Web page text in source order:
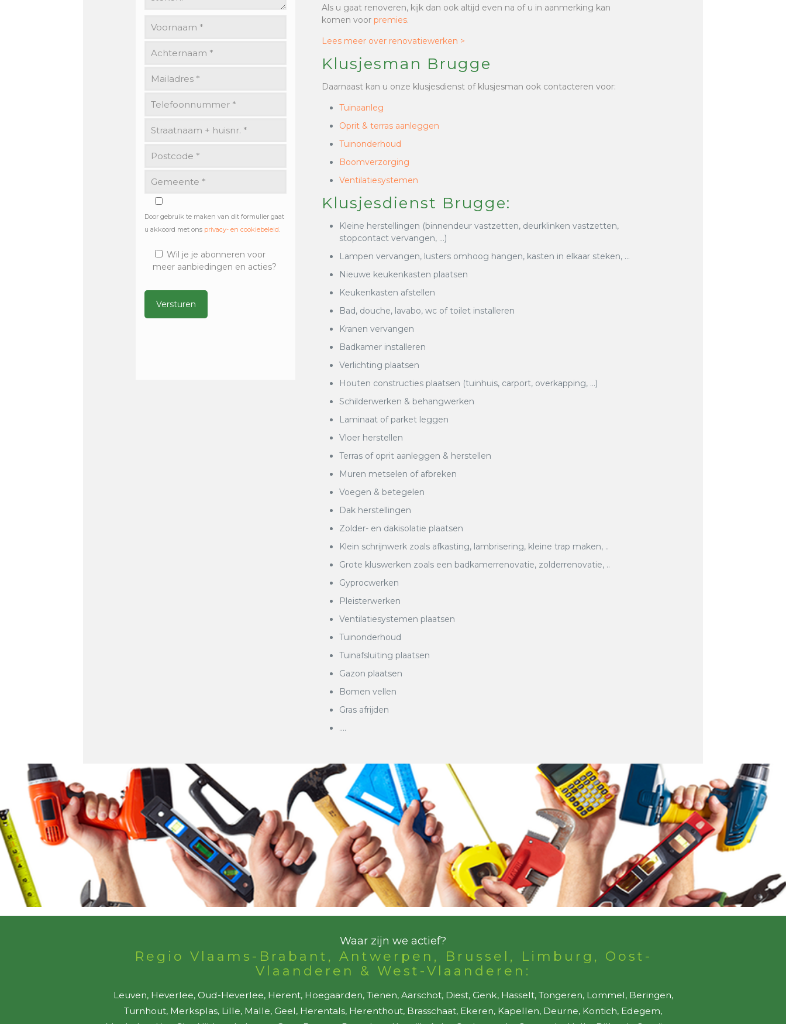
Door gebruik te maken van dit formulier gaat
u akkoord met ons privacy- en cookiebeleid.
Wil je je abonneren voor
meer aanbiedingen en acties?
Als u gaat renoveren, kijk dan ook altijd even na of u in aanmerking kan
komen voorpremies.
Lees meer over renovatiewerken >
Klusjesman Brugge
Daarnaast kan u onze klusjesdienst of klusjesman ook contacteren voor:
Tuinaanleg
Oprit & terras aanleggen
Tuinonderhoud
Boomverzorging
Ventilatiesystemen
Klusjesdienst Brugge:
Kleine herstellingen (binnendeur vastzetten, deurklinken vastzetten,
stopcontact vervangen, …)
Lampen vervangen, lusters omhoog hangen, kasten in elkaar steken, …
Nieuwe keukenkasten plaatsen
Keukenkasten afstellen
Bad, douche, lavabo, wc of toilet installeren
Kranen vervangen
Badkamer installeren
Verlichting plaatsen
Houten constructies plaatsen (tuinhuis, carport, overkapping, …)
Schilderwerken & behangwerken
Laminaat of parket leggen
Vloer herstellen
Terras of oprit aanleggen & herstellen
Muren metselen of afbreken
Voegen & betegelen
Dak herstellingen
Zolder- en dakisolatie plaatsen
Klein schrijnwerk zoals afkasting, lambrisering, kleine trap maken, ..
Grote kluswerken zoals een badkamerrenovatie, zolderrenovatie, ..
Gyprocwerken
Pleisterwerken
Ventilatiesystemen plaatsen
Tuinonderhoud
Tuinafsluiting plaatsen
Gazon plaatsen
Bomen vellen
Gras afrijden
….
Waar zijn we actief?
Regio Vlaams-Brabant, Antwerpen, Brussel, Limburg, Oost-
Vlaanderen & West-Vlaanderen:
Leuven, Heverlee, Oud-Heverlee, Herent, Hoegaarden, Tienen, Aarschot, Diest, Genk, Hasselt, Tongeren, Lommel, Beringen,
Turnhout, Merksplas, Lille, Malle, Geel, Herentals, Herenthout, Brasschaat, Ekeren, Kapellen, Deurne, Kontich, Edegem,